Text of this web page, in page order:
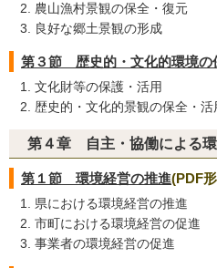
農山漁村景観の保全・復元
良好な郷土景観の形成
第３節 歴史的・文化的環境の
文化財等の保護・活用
歴史的・文化的景観の保全・活
第４章 自主・協働による
第１節 環境経営の推進(PDF
県における環境経営の推進
市町における環境経営の促進
事業者の環境経営の促進